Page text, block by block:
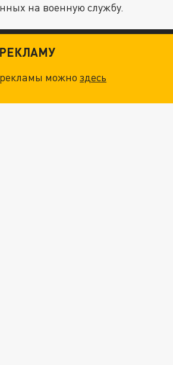
на военную службу.
рекламы можноздесь